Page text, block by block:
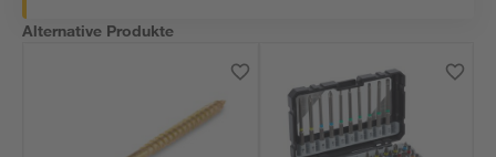
Alternative Produkte